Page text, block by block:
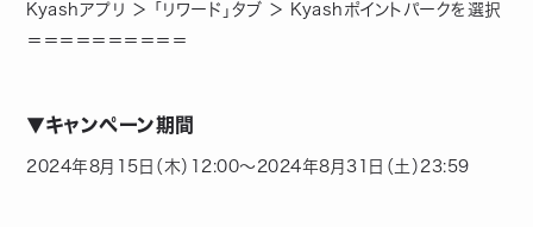
Kyashアプリ ＞ 「リワード」タブ ＞ Kyashポイントパークを選択
＝＝＝＝＝＝＝＝＝＝
▼キャンペーン期間
2024年8月15日（木）12:00〜2024年8月31日（土）23:59